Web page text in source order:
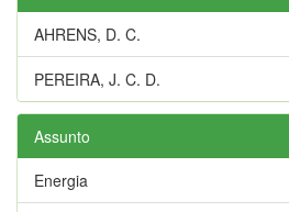
AHRENS, D. C.
PEREIRA, J. C. D.
Assunto
Energia